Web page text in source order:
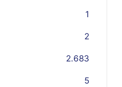
1
2
2.683
5